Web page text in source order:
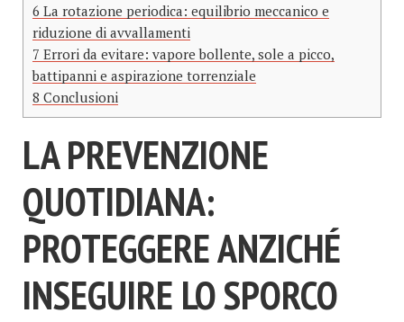
6 La rotazione periodica: equilibrio meccanico e
riduzione di avvallamenti
7 Errori da evitare: vapore bollente, sole a picco,
battipanni e aspirazione torrenziale
8 Conclusioni
LA PREVENZIONE
QUOTIDIANA:
PROTEGGERE ANZICHÉ
INSEGUIRE LO SPORCO